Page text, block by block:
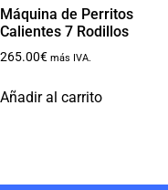
Máquina de Perritos
Calientes 7 Rodillos
265.00€ más IVA.
Añadir al carrito